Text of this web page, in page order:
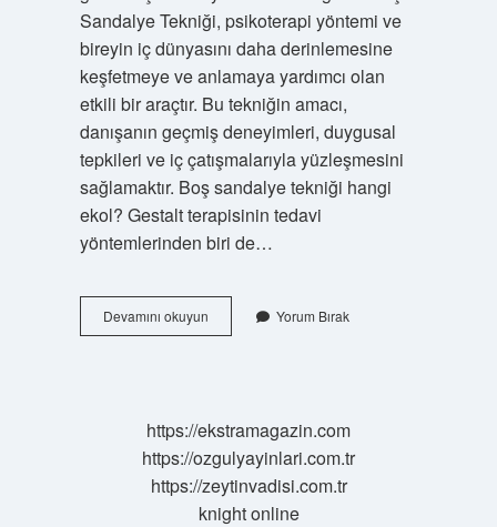
Sandalye Tekniği, psikoterapi yöntemi ve
bireyin iç dünyasını daha derinlemesine
keşfetmeye ve anlamaya yardımcı olan
etkili bir araçtır. Bu tekniğin amacı,
danışanın geçmiş deneyimleri, duygusal
tepkileri ve iç çatışmalarıyla yüzleşmesini
sağlamaktır. Boş sandalye tekniği hangi
ekol? Gestalt terapisinin tedavi
yöntemlerinden biri de…
Devamını okuyunIki
Sandalye
Yorum Bırak
https://ekstramagazin.com
https://ozgulyayinlari.com.tr
https://zeytinvadisi.com.tr
knight online